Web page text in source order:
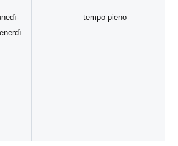
tempo pieno